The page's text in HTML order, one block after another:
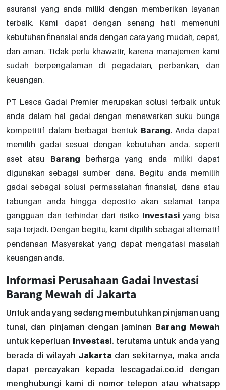
asuransi yang anda miliki dengan memberikan layanan
terbaik. Kami dapat dengan senang hati memenuhi
kebutuhan finansial anda dengan cara yang mudah, cepat,
dan aman. Tidak perlu khawatir, karena manajemen kami
sudah berpengalaman di pegadaian, perbankan, dan
keuangan.
PT Lesca Gadai Premier merupakan solusi terbaik untuk
anda dalam hal gadai dengan menawarkan suku bunga
kompetitif dalam berbagai bentuk Barang. Anda dapat
memilih gadai sesuai dengan kebutuhan anda. seperti
aset atau Barang berharga yang anda miliki dapat
digunakan sebagai sumber dana. Begitu anda memilih
gadai sebagai solusi permasalahan finansial, dana atau
tabungan anda hingga deposito akan selamat tanpa
gangguan dan terhindar dari risiko Investasiyang bisa
saja terjadi. Dengan begitu, kami dipilih sebagai alternatif
pendanaan Masyarakat yang dapat mengatasi masalah
keuangan anda.
Informasi Perusahaan Gadai Investasi
Barang Mewah di Jakarta
Untuk anda yang sedang membutuhkan pinjaman uang
tunai, dan pinjaman dengan jaminan Barang Mewah
untuk keperluan Investasi. terutama untuk anda yang
berada di wilayah Jakarta dan sekitarnya, maka anda
dapat percayakan kepada lescagadai.co.id dengan
menghubungi kami di nomor telepon atau whatsapp